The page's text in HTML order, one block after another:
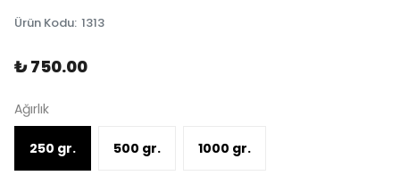
Ürün Kodu: 1313
₺ 750.00
Ağırlık
250 gr. 500 gr. 1000 gr.